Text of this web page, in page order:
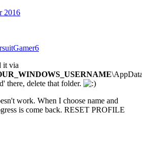
2016
it via
there, delete that folder.
work. When I choose name and
is come back. RESET PROFILE